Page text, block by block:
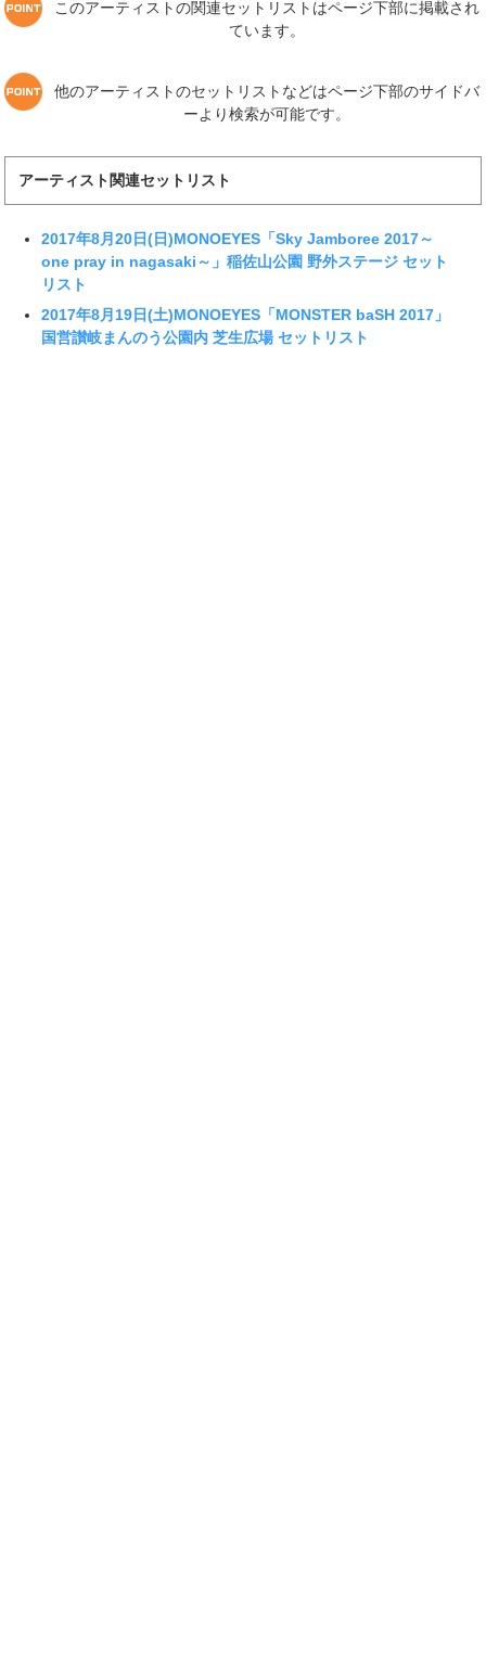
このアーティストの関連セットリストはページ下部に掲載され
ています。
他のアーティストのセットリストなどはページ下部のサイドバ
ーより検索が可能です。
アーティスト関連セットリスト
2017年8月20日(日)MONOEYES「Sky Jamboree 2017～
one pray in nagasaki～」稲佐山公園 野外ステージ セット
リスト
2017年8月19日(土)MONOEYES「MONSTER baSH 2017」
国営讃岐まんのう公園内 芝生広場 セットリスト